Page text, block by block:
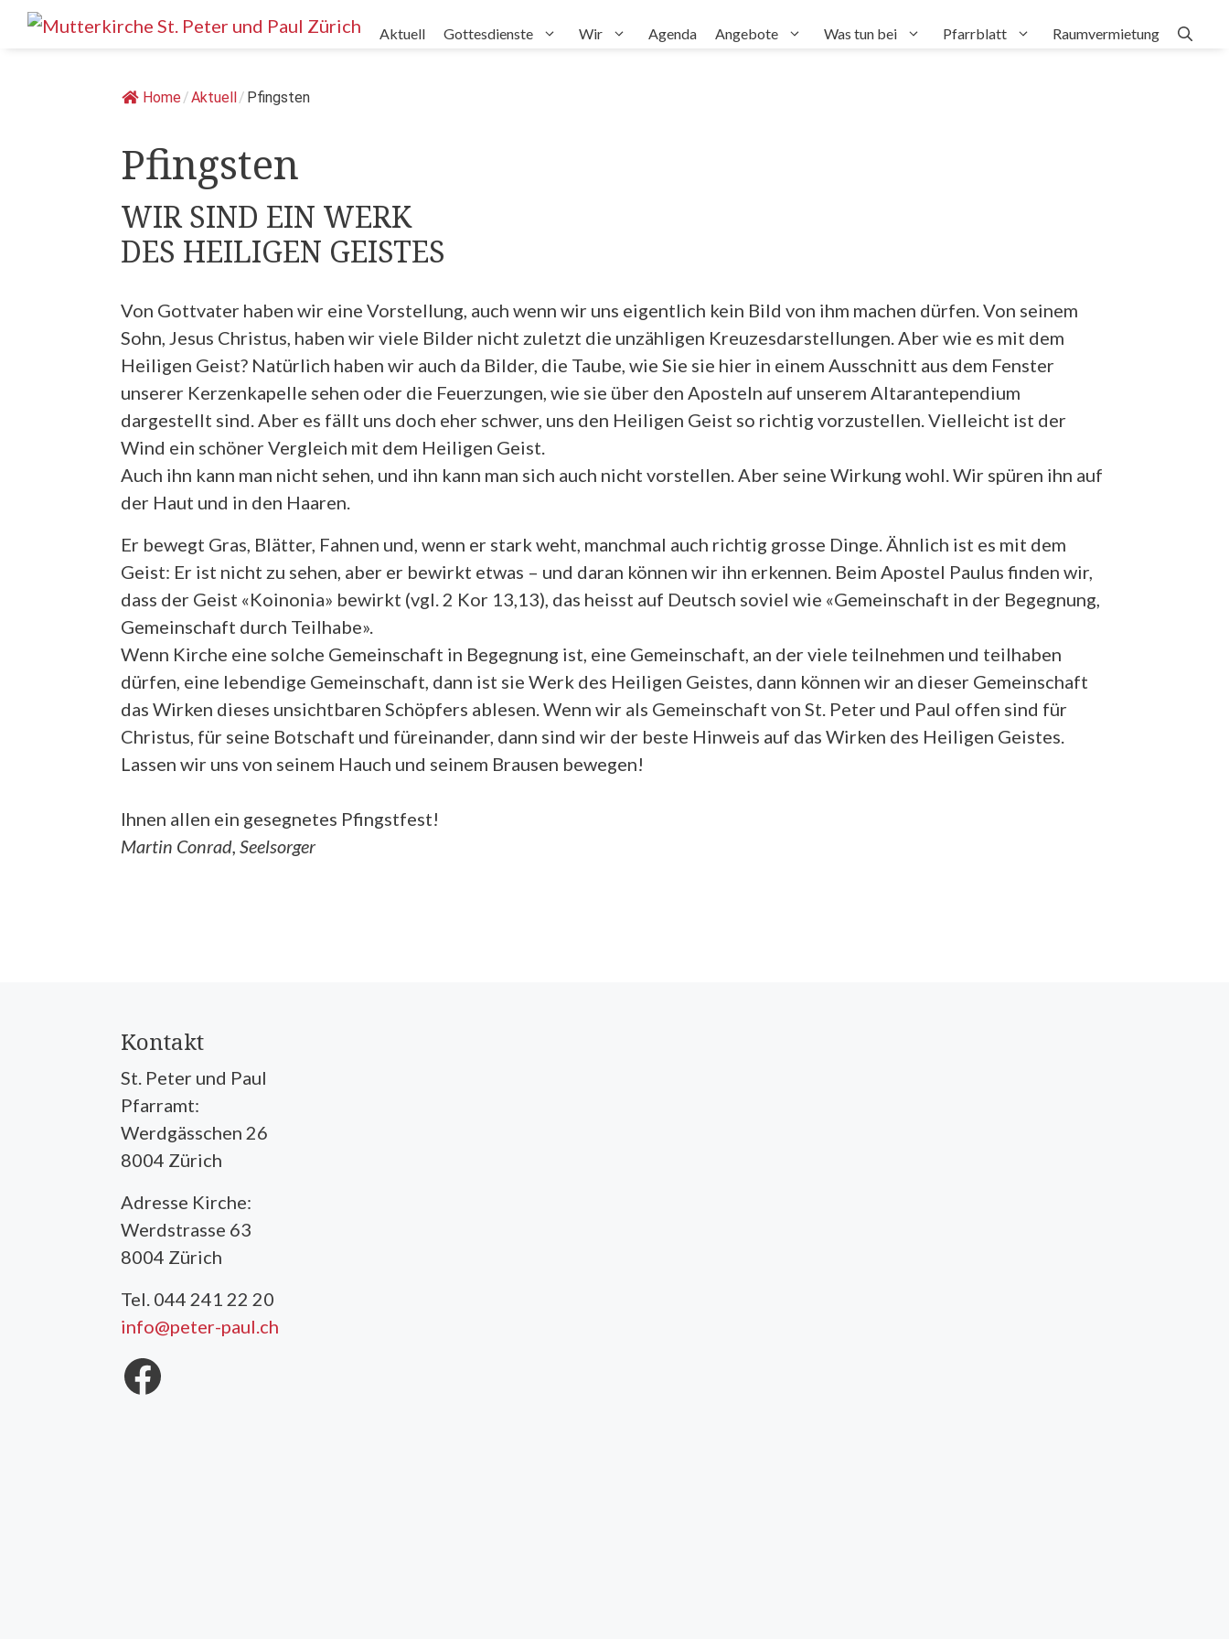
Springe
Aktuell Gottesdienste Wir Agenda Angebote Was tun bei Pfarrblatt Raumvermietung
Home/Aktuell/ Pfingsten
Pfingsten
WIR SIND EIN WERK
DES HEILIGEN GEISTES
Von Gottvater haben wir eine Vorstellung, auch wenn wir uns eigentlich kein Bild von ihm machen dürfen. Von seinem
Sohn, Jesus Christus, haben wir viele Bilder nicht zuletzt die unzähligen Kreuzesdarstellungen. Aber wie es mit dem
Heiligen Geist? Natürlich haben wir auch da Bilder, die Taube, wie Sie sie hier in einem Ausschnitt aus dem Fenster
unserer Kerzenkapelle sehen oder die Feuerzungen, wie sie über den Aposteln auf unserem Altarantependium
dargestellt sind. Aber es fällt uns doch eher schwer, uns den Heiligen Geist so richtig vorzustellen. Vielleicht ist der
Wind ein schöner Vergleich mit dem Heiligen Geist.
Auch ihn kann man nicht sehen, und ihn kann man sich auch nicht vorstellen. Aber seine Wirkung wohl. Wir spüren ihn auf
der Haut und in den Haaren.
Er bewegt Gras, Blätter, Fahnen und, wenn er stark weht, manchmal auch richtig grosse Dinge. Ähnlich ist es mit dem
Geist: Er ist nicht zu sehen, aber er bewirkt etwas – und daran können wir ihn erkennen. Beim Apostel Paulus finden wir,
dass der Geist «Koinonia» bewirkt (vgl. 2 Kor 13,13), das heisst auf Deutsch soviel wie «Gemeinschaft in der Begegnung,
Gemeinschaft durch Teilhabe».
Wenn Kirche eine solche Gemeinschaft in Begegnung ist, eine Gemeinschaft, an der viele teilnehmen und teilhaben
dürfen, eine lebendige Gemeinschaft, dann ist sie Werk des Heiligen Geistes, dann können wir an dieser Gemeinschaft
das Wirken dieses unsichtbaren Schöpfers ablesen. Wenn wir als Gemeinschaft von St. Peter und Paul offen sind für
Christus, für seine Botschaft und füreinander, dann sind wir der beste Hinweis auf das Wirken des Heiligen Geistes.
Lassen wir uns von seinem Hauch und seinem Brausen bewegen!
Ihnen allen ein gesegnetes Pfingstfest!
Martin Conrad, Seelsorger
Kontakt
St. Peter und Paul
Pfarramt:
Werdgässchen 26
8004 Zürich
Adresse Kirche:
Werdstrasse 63
8004 Zürich
Tel. 044 241 22 20
info@peter-paul.ch
Facebook